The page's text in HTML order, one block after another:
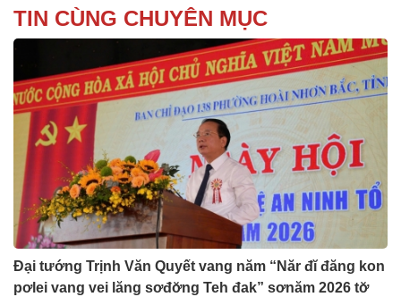
TIN CÙNG CHUYÊN MỤC
Đại tướng Trịnh Văn Quyết vang năm “Năr đĭ đăng kon
pơlei vang vei lăng sơđơ̆ng Teh đak” sơnăm 2026 tơ̆